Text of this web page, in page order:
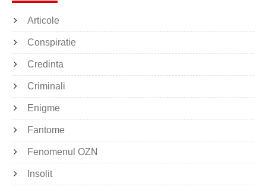
Articole
Conspiratie
Credinta
Criminali
Enigme
Fantome
Fenomenul OZN
Insolit